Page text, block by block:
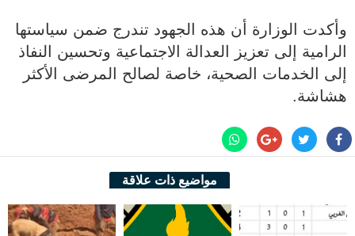
وأكدت الوزارة أن هذه الجهود تندرج ضمن سياستها
الرامية إلى تعزيز العدالة الاجتماعية وتحسين النفاذ
إلى الخدمات الصحية، خاصة لصالح المرضى الأكثر
هشاشة.
مواضيع ذات علاقة